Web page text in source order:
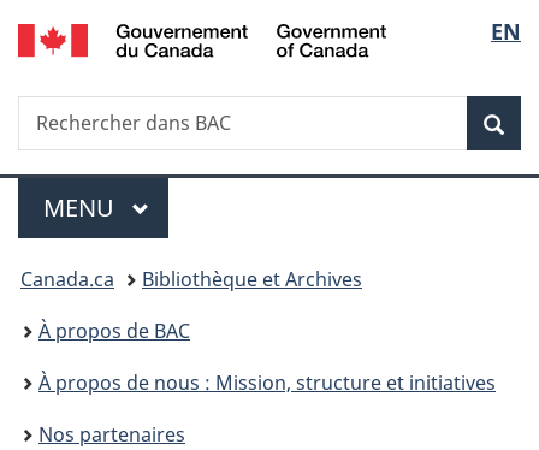
Passer
au
Passer
à
du
Passer
à
simplifiée
de
la
EN
Recherche
Rechercher
dans
Menu
MENU PRINCIPAL
Vous
êtes
ici :
Canada.ca
Bibliothèque et Archives
À propos de BAC
À propos de nous : Mission, structure et initiatives
Nos partenaires